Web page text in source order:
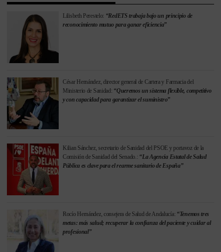
Lilisbeth Perestelo: “RedETS trabaja bajo un principio de
reconocimiento mutuo para ganar eficiencia”
César Hernández, director general de Cartera y Farmacia del
Ministerio de Sanidad: “Queremos un sistema flexible, competitivo
y con capacidad para garantizar el suministro”
Kilian Sánchez, secretario de Sanidad del PSOE y portavoz de la
Comisión de Sanidad del Senado.: “La Agencia Estatal de Salud
Pública es clave para el rearme sanitario de España”
Rocío Hernández, consejera de Salud de Andalucía: “Tenemos tres
metas: más salud; recuperar la confianza del paciente y cuidar al
profesional”